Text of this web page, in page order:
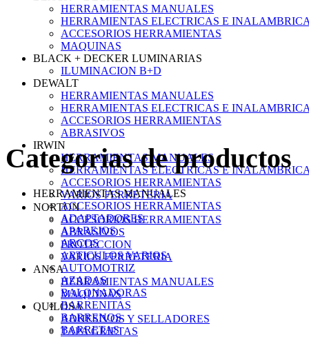
HERRAMIENTAS MANUALES
HERRAMIENTAS ELECTRICAS E
ACCESORIOS HERRAMIENTAS
MAQUINAS
BLACK + DECKER LUMINARIAS
ILUMINACION B+D
DEWALT
HERRAMIENTAS MANUALES
HERRAMIENTAS ELECTRICAS E
ACCESORIOS HERRAMIENTAS
ABRASIVOS
IRWIN
HERRAMIENTAS MANUALES
HERRAMIENTAS ELECTRICAS E
ACCESORIOS HERRAMIENTAS
VARIOS FERRETERIA
NORTON
ACCESORIOS HERRAMIENTAS
ABRASIVOS
PROTECCION
VARIOS FERRETERIA
ANSA
HERRAMIENTAS MANUALES
MAQUINAS
QUILOSA
ADHESIVOS Y SELLADORES
TAPA GRIETAS
Categorias de productos
HERRAMIENTAS MANUALES
ACCESORIOS HERRAMIENTAS
ADAPTADORES
APAREJOS
ARCOS
ARTICULOS VARIOS
AUTOMOTRIZ
AZADAS
BALONADORAS
BARRENITAS
BARRENOS
BARRETAS